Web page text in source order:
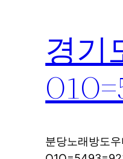
경기
분당노래방도